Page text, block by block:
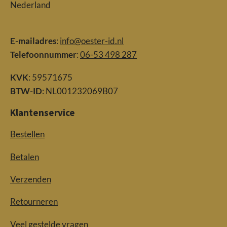
Nederland
E-mailadres: info@oester-id.nl
Telefoonnummer:06-53 498 287
KVK: 59571675
BTW-ID: NL001232069B07
Klantenservice
Bestellen
Betalen
Verzenden
Retourneren
Veel gestelde vragen